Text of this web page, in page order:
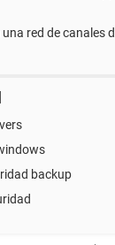
red de canales
backup